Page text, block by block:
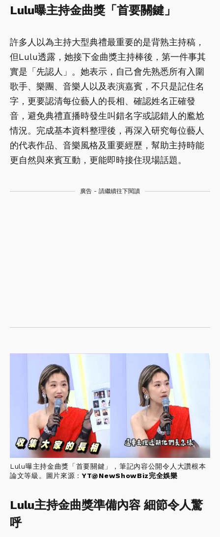
Lulu曝主持金曲獎「首要關鍵」
許多人以為主持大型典禮最重要的是背熟主持稿，
但Lulu透露，她接下金曲獎主持棒後，第一件事其
實是「先認人」。她表示，自己會先熟悉所有入圍
歌手、樂團、音樂人以及表演嘉賓，不只是記住名
字，更要認清每位藝人的長相、確認姓名正確發
音，避免典禮直播時發生叫錯名字或認錯人的尷尬
情況。完成基本資料整理後，再深入研究每位藝人
的代表作品、音樂風格及重要經歷，幫助主持時能
更自然與來賓互動，更能即時接住現場話題。
廣告 - 請繼續往下閱讀
Lulu曝主持金曲獎「首要關鍵」，筆記內容公開令人大讚根本
論文等級。圖片來源： YT@NewShowBiz完全娛樂
Lulu主持金曲獎準備內容 細節令人驚
呼